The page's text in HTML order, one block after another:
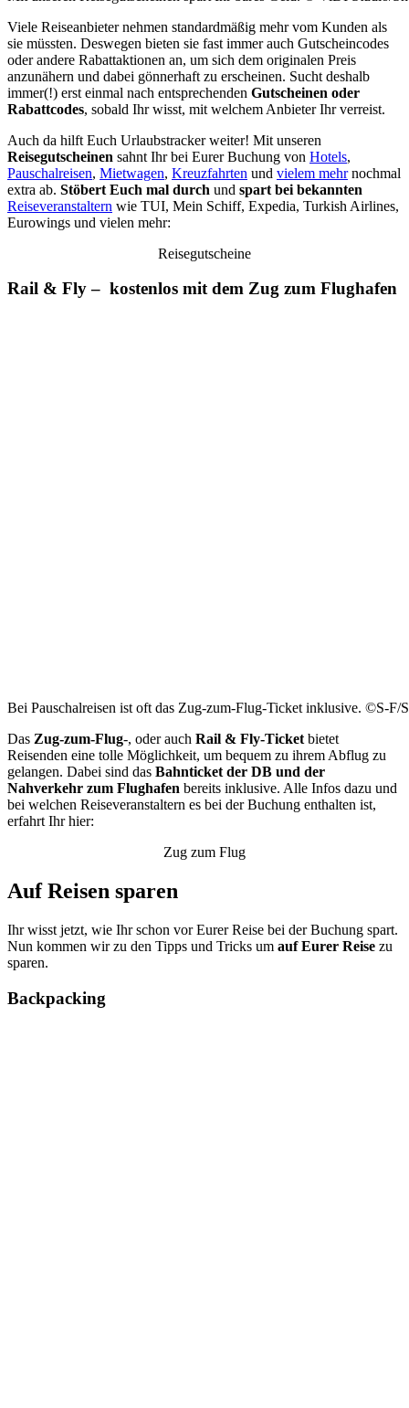
Viele Reiseanbieter nehmen standardmäßig mehr vom Kunden als
sie müssten. Deswegen bieten sie fast immer auch Gutscheincodes
oder andere Rabattaktionen an, um sich dem originalen Preis
anzunähern und dabei gönnerhaft zu erscheinen. Sucht deshalb
immer(!) erst einmal nach entsprechenden Gutscheinen oder
Rabattcodes, sobald Ihr wisst, mit welchem Anbieter Ihr verreist.
Auch da hilft Euch Urlaubstracker weiter! Mit unseren
Reisegutscheinen sahnt Ihr bei Eurer Buchung von Hotels,
Pauschalreisen, Mietwagen, Kreuzfahrten und vielem mehrnochmal
extra ab. Stöbert Euch mal durch und spart bei bekannten
Reiseveranstaltern wie TUI, Mein Schiff, Expedia, Turkish Airlines,
Eurowings und vielen mehr:
Reisegutscheine
Rail & Fly – kostenlos mit dem Zug zum Flughafen
Bei Pauschalreisen ist oft das Zug-zum-Flug-Ticket inklusive. ©S-F/
Das Zug-zum-Flug-, oder auch Rail & Fly-Ticket bietet
Reisenden eine tolle Möglichkeit, um bequem zu ihrem Abflug zu
gelangen. Dabei sind das Bahnticket der DB und der
Nahverkehr zum Flughafen bereits inklusive. Alle Infos dazu und
bei welchen Reiseveranstaltern es bei der Buchung enthalten ist,
erfahrt Ihr hier:
Zug zum Flug
Auf Reisen sparen
Ihr wisst jetzt, wie Ihr schon vor Eurer Reise bei der Buchung spart.
Nun kommen wir zu den Tipps und Tricks um auf Eurer Reise zu
sparen.
Backpacking